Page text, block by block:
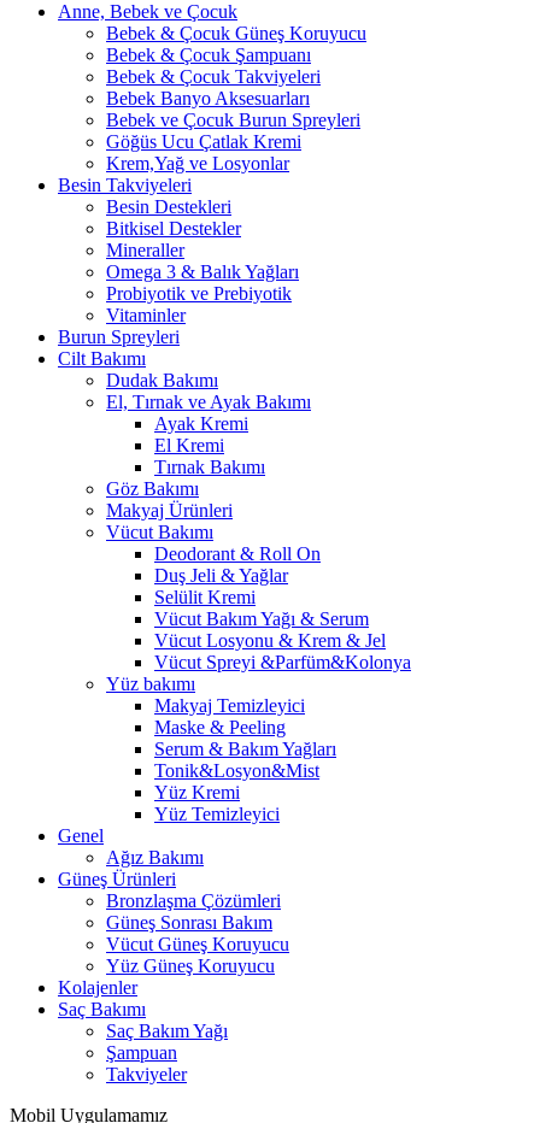
Anne, Bebek ve Çocuk
Bebek & Çocuk Güneş Koruyucu
Bebek & Çocuk Şampuanı
Bebek & Çocuk Takviyeleri
Bebek Banyo Aksesuarları
Bebek ve Çocuk Burun Spreyleri
Göğüs Ucu Çatlak Kremi
Krem,Yağ ve Losyonlar
Besin Takviyeleri
Besin Destekleri
Bitkisel Destekler
Mineraller
Omega 3 & Balık Yağları
Probiyotik ve Prebiyotik
Vitaminler
Burun Spreyleri
Cilt Bakımı
Dudak Bakımı
El, Tırnak ve Ayak Bakımı
Ayak Kremi
El Kremi
Tırnak Bakımı
Göz Bakımı
Makyaj Ürünleri
Vücut Bakımı
Deodorant & Roll On
Duş Jeli & Yağlar
Selülit Kremi
Vücut Bakım Yağı & Serum
Vücut Losyonu & Krem & Jel
Vücut Spreyi &Parfüm&Kolonya
Yüz bakımı
Makyaj Temizleyici
Maske & Peeling
Serum & Bakım Yağları
Tonik&Losyon&Mist
Yüz Kremi
Yüz Temizleyici
Genel
Ağız Bakımı
Güneş Ürünleri
Bronzlaşma Çözümleri
Güneş Sonrası Bakım
Vücut Güneş Koruyucu
Yüz Güneş Koruyucu
Kolajenler
Saç Bakımı
Saç Bakım Yağı
Şampuan
Takviyeler
Mobil Uygulamamız